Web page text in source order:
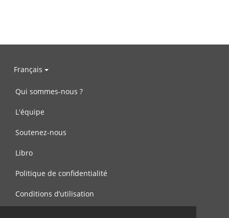
Français
Qui sommes-nous ?
L'équipe
Soutenez-nous
Libro
Politique de confidentialité
Conditions d’utilisation